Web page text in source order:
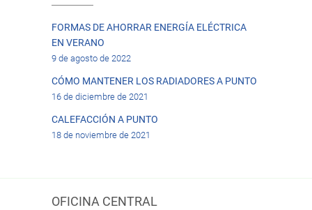
FORMAS DE AHORRAR ENERGÍA ELÉCTRICA
EN VERANO
9 de agosto de 2022
CÓMO MANTENER LOS RADIADORES A PUNTO
16 de diciembre de 2021
CALEFACCIÓN A PUNTO
18 de noviembre de 2021
OFICINA CENTRAL